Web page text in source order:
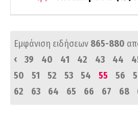
Εμφάνιση ειδήσεων 865-880
‹
39 40 41 42 43 44
50
51 52 53 54 55 56
62
63 64 65 66 67 68